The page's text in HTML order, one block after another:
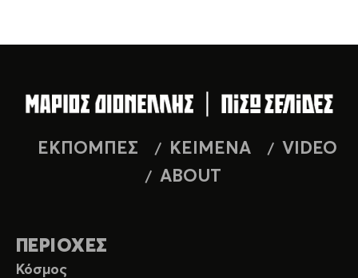
ΕΚΠΟΜΠΕΣ ΚΕΙΜΕΝΑ
VIDEO
ABOUT
ΠΕΡΙΟΧΕΣ
Κόσμος